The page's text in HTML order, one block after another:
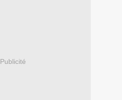
Publicité